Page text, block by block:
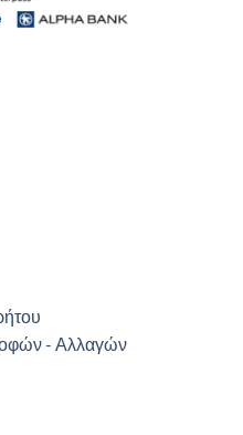
- Αλλαγών